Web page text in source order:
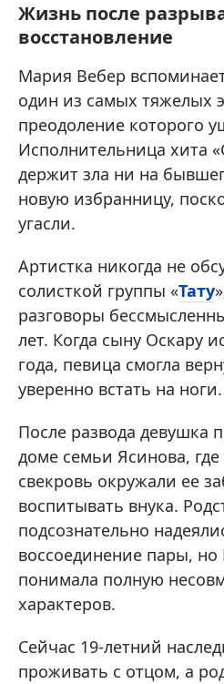
Жизнь после
восстановление
Мария Вебер
один из самых тяжелых
преодоление которого
Исполнительница хита
держит зла ни на
новую избранницу,
угасли.
Артистка никогда не
солисткой группы «Тату
разговоры
лет. Когда сыну Оскару
года, певица смогла
уверенно встать на ноги.
После развода девушка
доме семьи Ясинова,
свекровь окружали ее
воспитывать внука.
подсознательно
воссоединение пары,
понимала полную
характеров.
Сейчас 19-летний
проживать с отцом, а